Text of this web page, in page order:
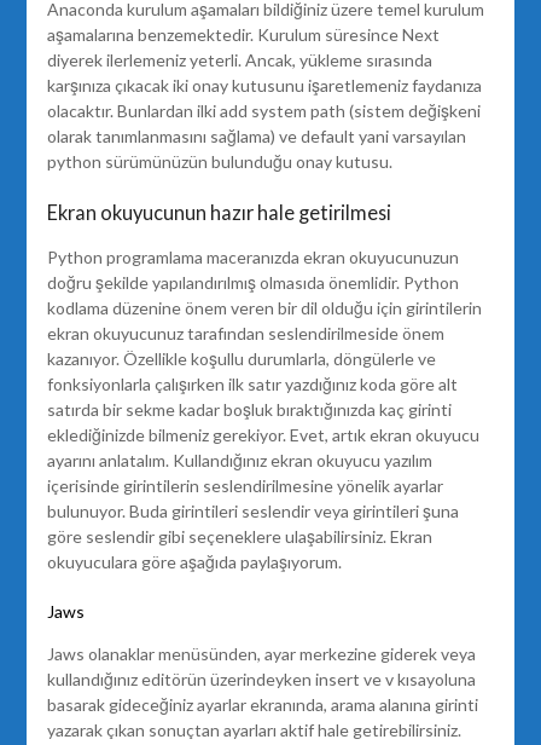
Anaconda kurulum aşamaları bildiğiniz üzere temel kurulum
aşamalarına benzemektedir. Kurulum süresince Next
diyerek ilerlemeniz yeterli. Ancak, yükleme sırasında
karşınıza çıkacak iki onay kutusunu işaretlemeniz faydanıza
olacaktır. Bunlardan ilki add system path (sistem değişkeni
olarak tanımlanmasını sağlama) ve default yani varsayılan
python sürümünüzün bulunduğu onay kutusu.
Ekran okuyucunun hazır hale getirilmesi
Python programlama maceranızda ekran okuyucunuzun
doğru şekilde yapılandırılmış olmasıda önemlidir. Python
kodlama düzenine önem veren bir dil olduğu için girintilerin
ekran okuyucunuz tarafından seslendirilmeside önem
kazanıyor. Özellikle koşullu durumlarla, döngülerle ve
fonksiyonlarla çalışırken ilk satır yazdığınız koda göre alt
satırda bir sekme kadar boşluk bıraktığınızda kaç girinti
eklediğinizde bilmeniz gerekiyor. Evet, artık ekran okuyucu
ayarını anlatalım. Kullandığınız ekran okuyucu yazılım
içerisinde girintilerin seslendirilmesine yönelik ayarlar
bulunuyor. Buda girintileri seslendir veya girintileri şuna
göre seslendir gibi seçeneklere ulaşabilirsiniz. Ekran
okuyuculara göre aşağıda paylaşıyorum.
Jaws
Jaws olanaklar menüsünden, ayar merkezine giderek veya
kullandığınız editörün üzerindeyken insert ve v kısayoluna
basarak gideceğiniz ayarlar ekranında, arama alanına girinti
yazarak çıkan sonuçtan ayarları aktif hale getirebilirsiniz.